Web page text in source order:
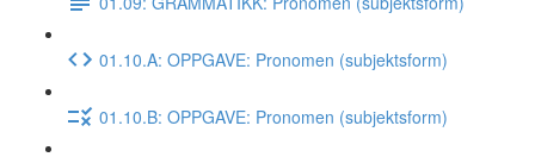
01.10.A: OPPGAVE: Pronomen (subjektsform)
01.10.B: OPPGAVE: Pronomen (subjektsform)